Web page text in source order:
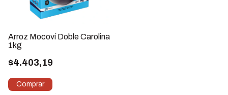
Arroz Mocoví Doble Carolina
1kg
$4.403,19